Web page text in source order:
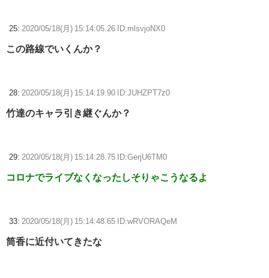
25: 2020/05/18(月) 15:14:05.26 ID:mlsvjoNX0
この路線でいくんか？
28: 2020/05/18(月) 15:14:19.90 ID:JUHZPT7z0
竹達のキャラ引き継ぐんか？
29: 2020/05/18(月) 15:14:28.75 ID:GerjU6TM0
コロナでライブなくなったしそりゃこうなるよ
33: 2020/05/18(月) 15:14:48.65 ID:wRVORAQeM
筒香に近付いてきたな